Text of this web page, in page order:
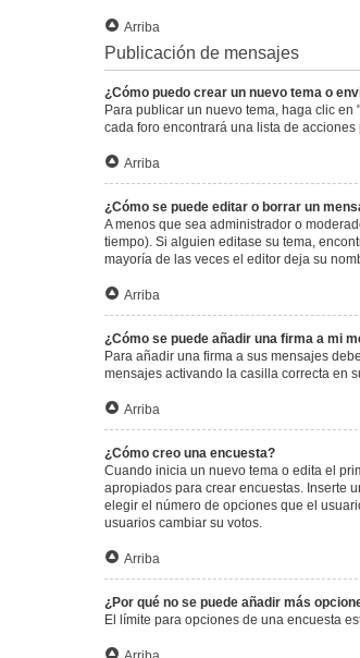
Arriba
Publicación de mensajes
¿Cómo puedo crear un nuevo tema o
Para publicar un nuevo tema, haga clic
cada foro encontrará una lista de
Arriba
¿Cómo se puede editar o borrar un
A menos que sea administrador o
tiempo). Si alguien editase su tema,
mayoría de las veces el editor deja su
Arriba
¿Cómo se puede añadir una firma a mi
Para añadir una firma a sus mensajes
mensajes activando la casilla correcta en
Arriba
¿Cómo creo una encuesta?
Cuando inicia un nuevo tema o edita el
apropiados para crear encuestas. Inserte
elegir el número de opciones que el
usuarios cambiar su votos.
Arriba
¿Por qué no se puede añadir más
El límite para opciones de una encuesta